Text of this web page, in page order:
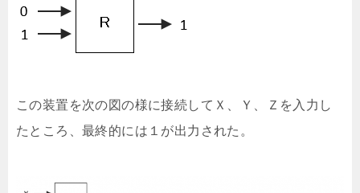
この装置を次の図の様に接続してＸ、Ｙ、Ｚを入力し
たところ、最終的には１が出力された。